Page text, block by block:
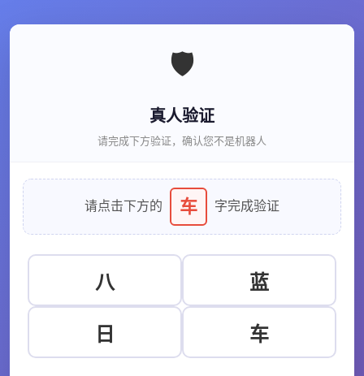
🛡️
真人验证
请完成下方验证，确认您不是机器人
请点击下方的 车 字完成验证
八 蓝
日 车